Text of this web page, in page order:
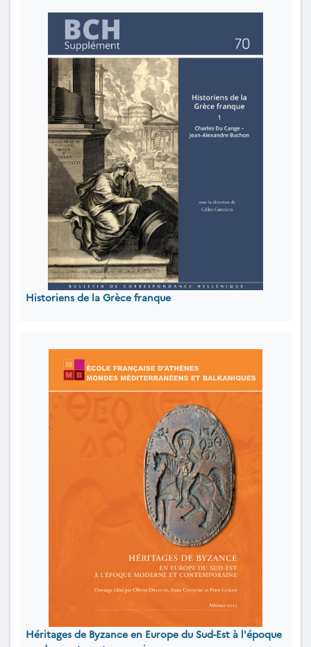
Historiens de la Grèce franque
Héritages de Byzance en Europe du Sud-Est à l'époque